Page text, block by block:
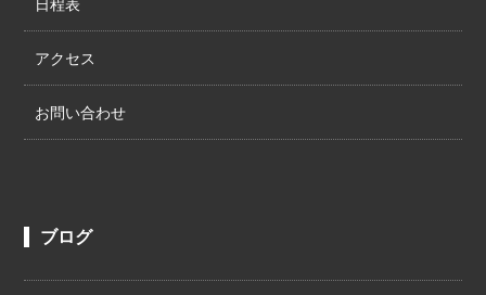
アクセス
お問い合わせ
ブログ